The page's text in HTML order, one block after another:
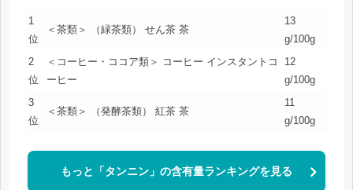
1
位
＜茶類＞ （緑茶類） せん茶 茶
13
g/100g
2
位
＜コーヒー・ココア類＞ コーヒー インスタントコ
ーヒー
12
g/100g
3
位
＜茶類＞ （発酵茶類） 紅茶 茶
11
g/100g
もっと「タンニン」の含有量ランキングを見る